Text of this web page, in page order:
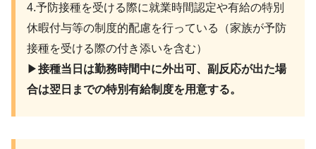
4.予防接種を受ける際に就業時間認定や有給の特別
休暇付与等の制度的配慮を行っている（家族が予防
接種を受ける際の付き添いを含む）
▶︎接種当日は勤務時間中に外出可、副反応が出た場
合は翌日までの特別有給制度を用意する。